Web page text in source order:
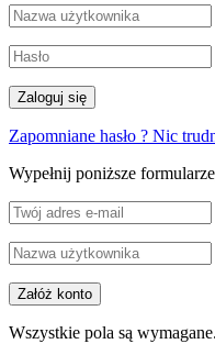
Zapomniane hasło ? Nic
Wypełnij poniższe
Wszystkie pola są wymagane.